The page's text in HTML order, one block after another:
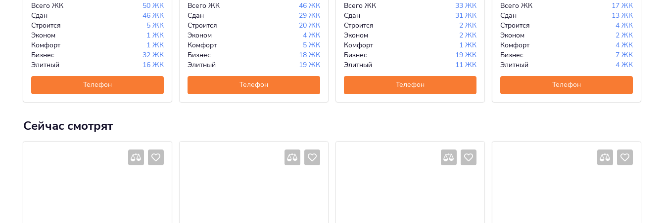
Всего ЖК
50 ЖК
Сдан
46 ЖК
Строится
5 ЖК
Эконом
1 ЖК
Комфорт
1 ЖК
Бизнес
32 ЖК
Элитный
16 ЖК
Телефон
Всего ЖК
46 ЖК
Сдан
29 ЖК
Строится
20 ЖК
Эконом
4 ЖК
Комфорт
5 ЖК
Бизнес
18 ЖК
Элитный
19 ЖК
Телефон
Всего ЖК
33 ЖК
Сдан
31 ЖК
Строится
2 ЖК
Эконом
2 ЖК
Комфорт
1 ЖК
Бизнес
19 ЖК
Элитный
11 ЖК
Телефон
Всего ЖК
17 ЖК
Сдан
13 ЖК
Строится
4 ЖК
Эконом
2 ЖК
Комфорт
4 ЖК
Бизнес
7 ЖК
Элитный
4 ЖК
Телефон
Сейчас смотрят